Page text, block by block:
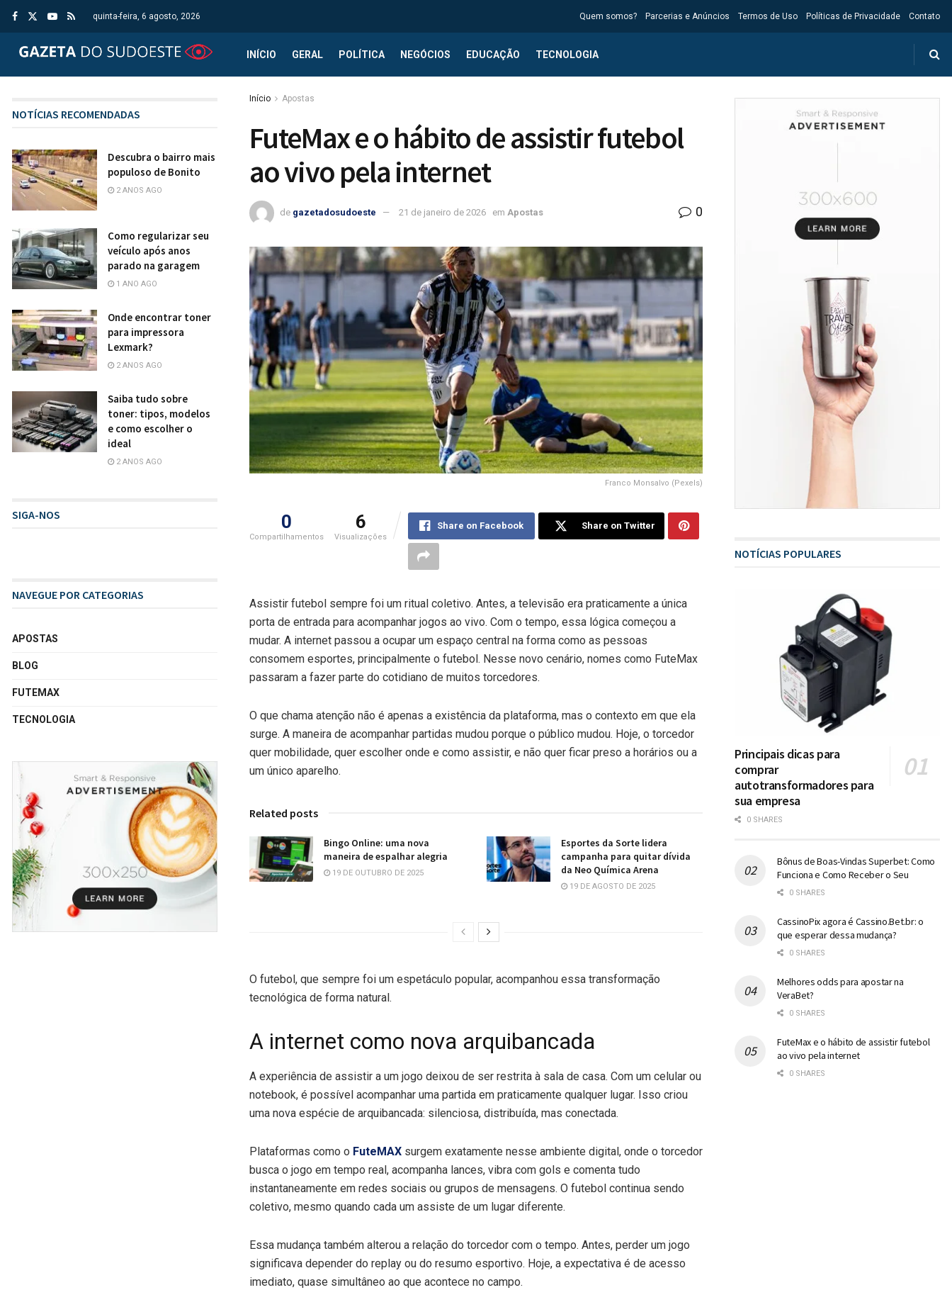
quinta-feira, 6 agosto, 2026 Quem somos? Parcerias e Anúncios Termos de Uso Políticas de Privacidade Contato
INÍCIO GERAL POLÍTICA NEGÓCIOS EDUCAÇÃO TECNOLOGIA
Início Apostas
FuteMax e o hábito de assistir futebol
ao vivo pela internet
de gazetadosudoeste 21 de janeiro de 2026 em Apostas 0
Franco Monsalvo (Pexels)
0
Compartilhamentos
6
Visualizações
Share on Facebook Share on Twitter
Assistir futebol sempre foi um ritual coletivo. Antes, a televisão era praticamente a única
porta de entrada para acompanhar jogos ao vivo. Com o tempo, essa lógica começou a
mudar. A internet passou a ocupar um espaço central na forma como as pessoas
consomem esportes, principalmente o futebol. Nesse novo cenário, nomes como FuteMax
passaram a fazer parte do cotidiano de muitos torcedores.
O que chama atenção não é apenas a existência da plataforma, mas o contexto em que ela
surge. A maneira de acompanhar partidas mudou porque o público mudou. Hoje, o torcedor
quer mobilidade, quer escolher onde e como assistir, e não quer ficar preso a horários ou a
um único aparelho.
Related posts
Bingo Online: uma nova
maneira de espalhar alegria
19 DE OUTUBRO DE 2025
Esportes da Sorte lidera
campanha para quitar dívida
da Neo Química Arena
19 DE AGOSTO DE 2025
O futebol, que sempre foi um espetáculo popular, acompanhou essa transformação
tecnológica de forma natural.
A internet como nova arquibancada
A experiência de assistir a um jogo deixou de ser restrita à sala de casa. Com um celular ou
notebook, é possível acompanhar uma partida em praticamente qualquer lugar. Isso criou
uma nova espécie de arquibancada: silenciosa, distribuída, mas conectada.
Plataformas como o FuteMAX surgem exatamente nesse ambiente digital, onde o torcedor
busca o jogo em tempo real, acompanha lances, vibra com gols e comenta tudo
instantaneamente em redes sociais ou grupos de mensagens. O futebol continua sendo
coletivo, mesmo quando cada um assiste de um lugar diferente.
Essa mudança também alterou a relação do torcedor com o tempo. Antes, perder um jogo
significava depender do replay ou do resumo esportivo. Hoje, a expectativa é de acesso
imediato, quase simultâneo ao que acontece no campo.
NOTÍCIAS RECOMENDADAS
Descubra o bairro mais
populoso de Bonito
2 ANOS AGO
Como regularizar seu
veículo após anos
parado na garagem
1 ANO AGO
Onde encontrar toner
para impressora
Lexmark?
2 ANOS AGO
Saiba tudo sobre
toner: tipos, modelos
e como escolher o
ideal
2 ANOS AGO
SIGA-NOS
NAVEGUE POR CATEGORIAS
APOSTAS
BLOG
FUTEMAX
TECNOLOGIA
NOTÍCIAS POPULARES
Principais dicas para
comprar
autotransformadores para
sua empresa
0 SHARES
Bônus de Boas-Vindas Superbet: Como
Funciona e Como Receber o Seu
0 SHARES
CassinoPix agora é Cassino.Bet.br: o
que esperar dessa mudança?
0 SHARES
Melhores odds para apostar na
VeraBet?
0 SHARES
FuteMax e o hábito de assistir futebol
ao vivo pela internet
0 SHARES